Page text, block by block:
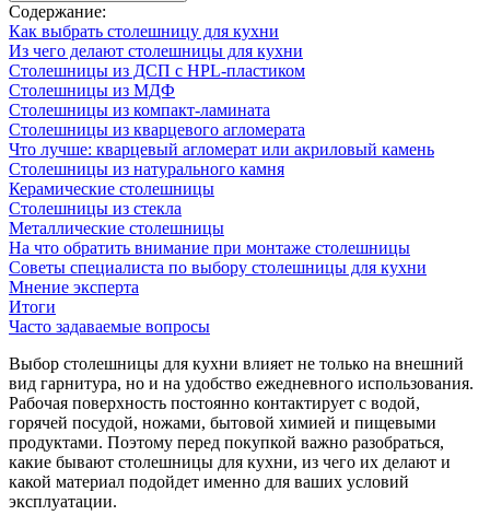
Содержание:
Как выбрать столешницу для кухни
Из чего делают столешницы для кухни
Столешницы из ДСП с HPL-пластиком
Столешницы из МДФ
Столешницы из компакт-ламината
Столешницы из кварцевого агломерата
Что лучше: кварцевый агломерат или акриловый камень
Столешницы из натурального камня
Керамические столешницы
Столешницы из стекла
Металлические столешницы
На что обратить внимание при монтаже столешницы
Советы специалиста по выбору столешницы для кухни
Мнение эксперта
Итоги
Часто задаваемые вопросы
Выбор столешницы для кухни влияет не только на внешний
вид гарнитура, но и на удобство ежедневного использования.
Рабочая поверхность постоянно контактирует с водой,
горячей посудой, ножами, бытовой химией и пищевыми
продуктами. Поэтому перед покупкой важно разобраться,
какие бывают столешницы для кухни, из чего их делают и
какой материал подойдет именно для ваших условий
эксплуатации.